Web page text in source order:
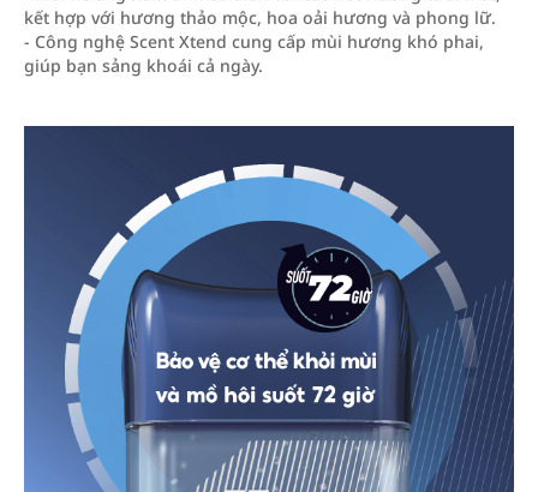
kết hợp với hương thảo mộc, hoa oải hương và phong lữ.
- Công nghệ Scent Xtend cung cấp mùi hương khó phai,
giúp bạn sảng khoái cả ngày.